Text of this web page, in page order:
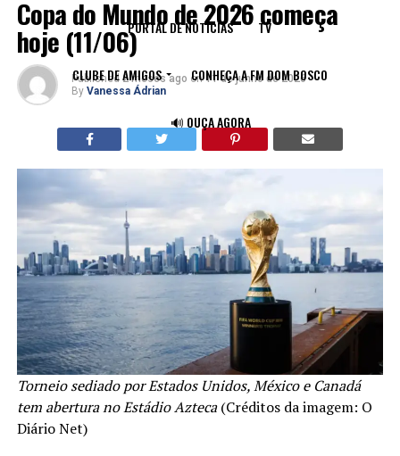
PORTAL DE NOTÍCIAS TV
CLUBE DE AMIGOS CONHEÇA A FM DOM BOSCO
🔊 OUÇA AGORA
Copa do Mundo de 2026 começa
hoje (11/06)
Published 2 meses ago on 11 de junho de 2026
By Vanessa Ádrian
Torneio sediado por Estados Unidos, México e Canadá
tem abertura no Estádio Azteca(Créditos da imagem: O
Diário Net)